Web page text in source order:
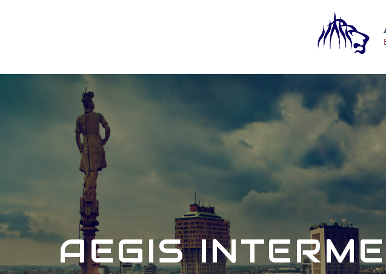
AEGIS